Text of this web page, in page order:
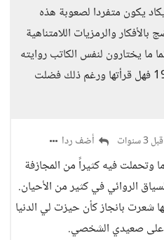
يكون متفردا لصعوبة هذه
بالأفكار والرمزيات اللامتناهية
ما يختارون لنفس الكاتب روايته
الآخرى العظيمة أيضا 1984 فهل قرأتها ورغم ذلك فضلت
قبل 3 سنوات أضف ردا
وتحملت فيه كثيراً من المجازفة
الروائي في كثير من الأحيان.
شعرت بانجاز كأن حيزت لي الدنيا
على صعيدي الشخصي.